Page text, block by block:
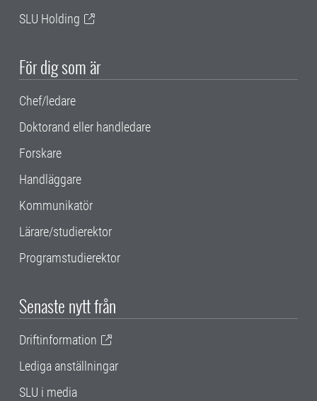
SLU Holding
För dig som är
Chef/ledare
Doktorand eller handledare
Forskare
Handläggare
Kommunikatör
Lärare/studierektor
Programstudierektor
Senaste nytt från
Driftinformation
Lediga anställningar
SLU i media